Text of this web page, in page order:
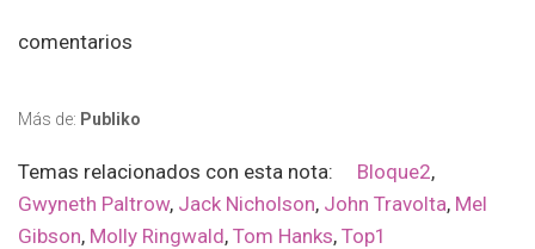
comentarios
Más de: Publiko
Temas relacionados con esta nota: Bloque2,
Gwyneth Paltrow, Jack Nicholson, John Travolta, Mel
Gibson, Molly Ringwald, Tom Hanks, Top1